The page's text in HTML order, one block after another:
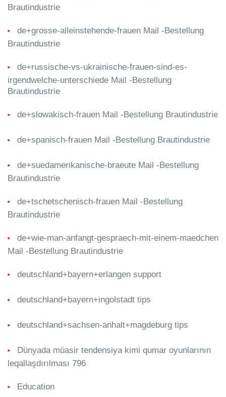
Brautindustrie
de+grosse-alleinstehende-frauen Mail -Bestellung
Brautindustrie
de+russische-vs-ukrainische-frauen-sind-es-
irgendwelche-unterschiede Mail -Bestellung
Brautindustrie
de+slowakisch-frauen Mail -Bestellung Brautindustrie
de+spanisch-frauen Mail -Bestellung Brautindustrie
de+suedamerikanische-braeute Mail -Bestellung
Brautindustrie
de+tschetschenisch-frauen Mail -Bestellung
Brautindustrie
de+wie-man-anfangt-gespraech-mit-einem-maedchen
Mail -Bestellung Brautindustrie
deutschland+bayern+erlangen support
deutschland+bayern+ingolstadt tips
deutschland+sachsen-anhalt+magdeburg tips
Dünyada müasir tendensiya kimi qumar oyunlarının
leqallaşdırılması 796
Education